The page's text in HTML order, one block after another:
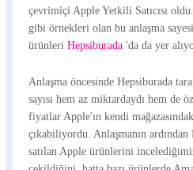
çevrimiçi Apple Yetkili Satıcısı
gibi örnekleri olan bu anlaşma
ürünleri Hepsiburada 'da da yer
Anlaşma öncesinde Hepsiburada
sayısı hem az miktardaydı hem de
fiyatlar Apple'ın kendi
çıkabiliyordu. Anlaşmanın ardından
satılan Apple ürünlerini